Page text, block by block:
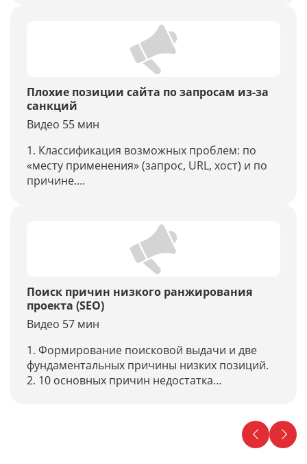
5. Анализ и дата запуска фильтра за накрутку
Плохие позиции сайта по запросам из-за
санкций
Видео 55 мин
1. Классификация возможных проблем: по
«месту применения» (запрос, URL, хост) и по
причине.
3. 7 санкций, которые встречаются чаще
всего: диагностика, снятие, «профилактика».
4. Памятка по частым санкциям и блок-схема
диагностики проблем в ранжировании
проекта.
Поиск причин низкого ранжирования
проекта (SEO)
Видео 57 мин
1. Формирование поисковой выдачи и две
фундаментальных причины низких позиций.
2. 10 основных причин недостатка